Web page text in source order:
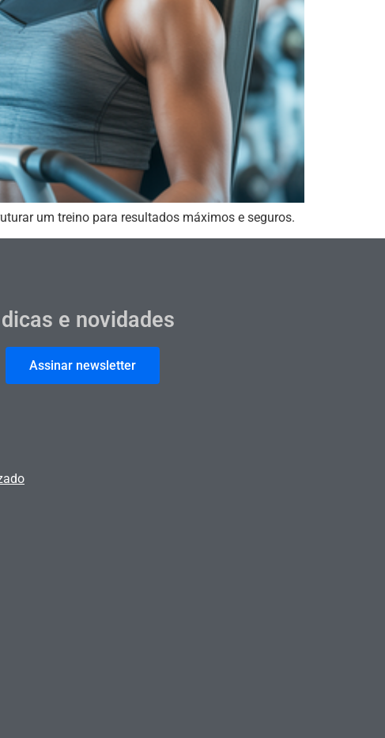
um treino para resultados máximos e seguros.
e novidades
Assinar newsletter